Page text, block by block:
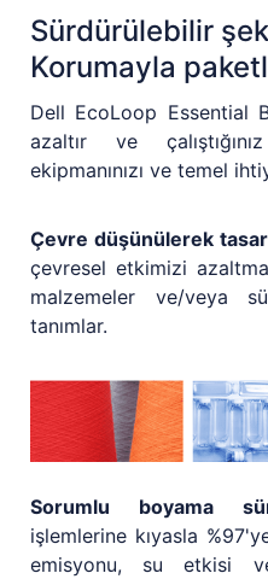
Sürdürülebilir
Korumayla
Dell EcoLoop Essential
azaltır ve
ekipmanınızı ve temel
Çevre düşünülerek
çevresel etkimizi
malzemeler ve/veya
tanımlar.
Sorumlu boyama
işlemlerine kıyasla
emisyonu, su etkisi